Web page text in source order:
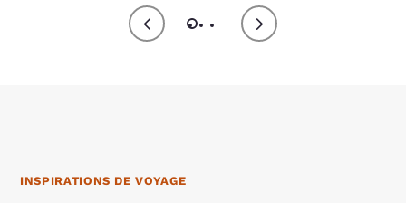
INSPIRATIONS DE VOYAGE